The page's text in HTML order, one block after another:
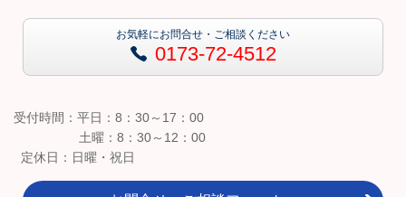
お気軽にお問合せ・ご相談ください
0173-72-4512
受付時間：平日：8：30～17：00
土曜：8：30～12：00
定休日：日曜・祝日